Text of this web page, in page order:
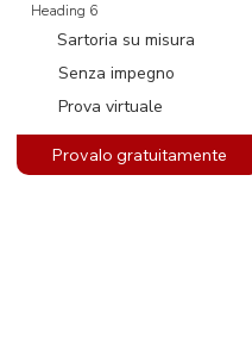
Heading 6
Sartoria su misura
Senza impegno
Prova virtuale